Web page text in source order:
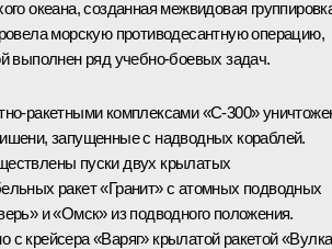
океана, созданная межвидовая
морскую противодесантную операцию,
выполнен ряд учебно-боевых задач.
ракетными комплексами «С-300»
запущенные с надводных кораблей.
пуски двух крылатых
ракет «Гранит» с атомных подводных
и «Омск» из подводного положения.
с крейсера «Варяг» крылатой ракетой